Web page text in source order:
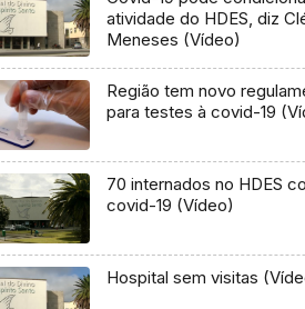
atividade do HDES, diz
Meneses (Vídeo)
Região tem novo
para testes à covid-19
70 internados no HDES
covid-19 (Vídeo)
Hospital sem visitas